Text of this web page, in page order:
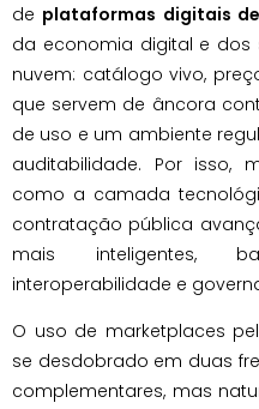
de plataformas digitais
da economia digital e
nuvem: catálogo vivo,
que servem de âncora
de uso e um ambiente
auditabilidade. Por isso,
como a camada
contratação pública
mais inteligentes,
interoperabilidade e
O uso de marketplaces
se desdobrado em duas
complementares, mas